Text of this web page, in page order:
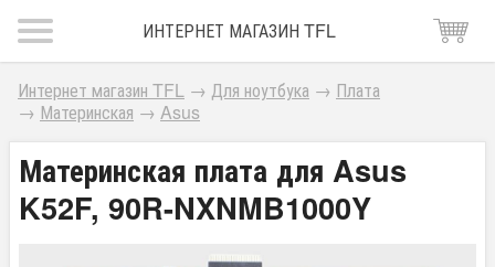
ИНТЕРНЕТ МАГАЗИН TFL
Интернет магазин TFL → Для ноутбука → Плата
→ Материнская → Asus
Материнская плата для Asus
K52F, 90R-NXNMB1000Y